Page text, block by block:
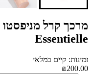
Essentielle
זמינות: קיים במלאי
₪200.00